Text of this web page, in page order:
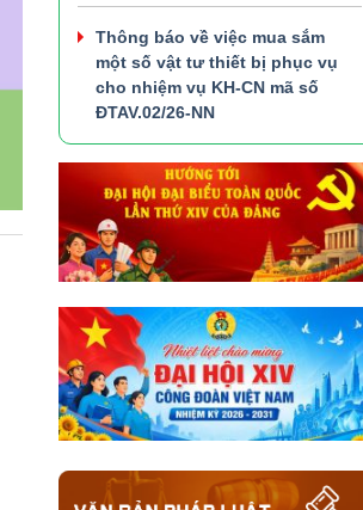
Thông báo về việc mua sắm
một số vật tư thiết bị phục vụ
cho nhiệm vụ KH-CN mã số
ĐTAV.02/26-NN